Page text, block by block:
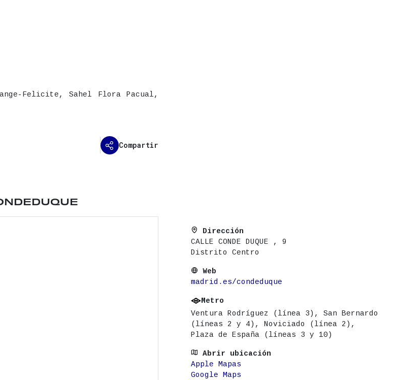
Felicite, Sahel Flora Pacual,
Compartir
Transporte cercano: &nbsp;Metro Ventura Rodríguez (línea 3), San Bernardo
Dirección
CALLE CONDE DUQUE , 9
Distrito Centro
Web
madrid.es/condeduque
Metro
Ventura Rodríguez (línea 3), San Bernardo
(líneas 2 y 4), Noviciado (línea 2),
Plaza de España (líneas 3 y 10)
Abrir ubicación
Apple Mapas
Google Maps